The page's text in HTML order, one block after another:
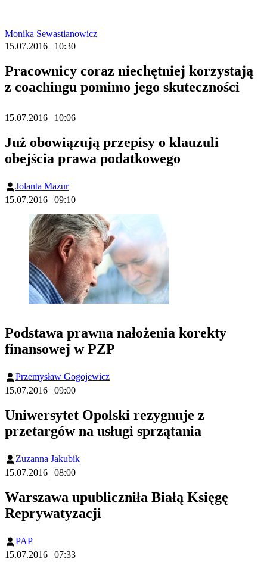
Monika Sewastianowicz
15.07.2016 | 10:30
Pracownicy coraz niechętniej korzystają
z coachingu pomimo jego skuteczności
15.07.2016 | 10:06
Już obowiązują przepisy o klauzuli
obejścia prawa podatkowego
Jolanta Mazur
15.07.2016 | 09:10
Podstawa prawna nałożenia korekty
finansowej w PZP
Przemysław Gogojewicz
15.07.2016 | 09:00
Uniwersytet Opolski rezygnuje z
przetargów na usługi sprzątania
Zuzanna Jakubik
15.07.2016 | 08:00
Warszawa upubliczniła Białą Księgę
Reprywatyzacji
PAP
15.07.2016 | 07:33